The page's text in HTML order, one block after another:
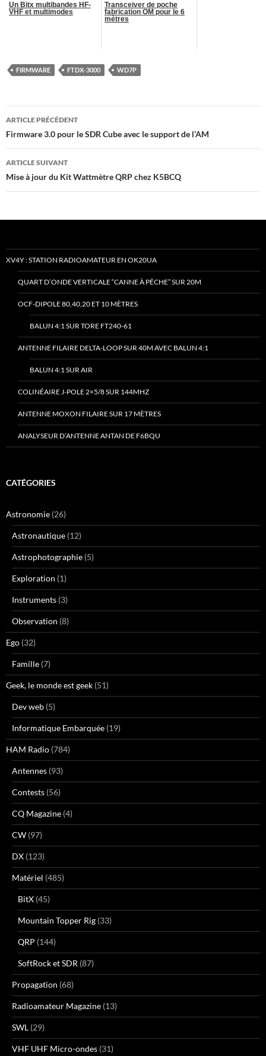
Un Bitx multibandes HF-
VHF et multimodes
Transceiver de poche
fabrication OM pour le 6
mètres
FIRMWARE FTDX-3000 WD7P
Navigation
des
articles
ARTICLE PRÉCÉDENT
Firmware 3.0 pour le SDR Cube avec le support de l’AM
ARTICLE SUIVANT
Mise à jour du Kit Wattmètre QRP chez K5BCQ
XV4Y : STATION RADIOAMATEUR EN OK20UA
QUART D’ONDE VERTICALE “CANNE À PÊCHE” SUR 20M
OCF-DIPOLE 80,40,20 ET 10 MÈTRES
BALUN 4:1 SUR TORE FT240-61
ANTENNE FILAIRE DELTA-LOOP SUR 40M AVEC BALUN 4:1
BALUN 4:1 SUR AIR
COLINÉAIRE J-POLE 2×5/8 SUR 144MHZ
ANTENNE MOXON FILAIRE SUR 17 MÈTRES
ANALYSEUR D’ANTENNE ANTAN DE F6BQU
CATÉGORIES
Astronomie (26)
Astronautique (12)
Astrophotographie (5)
Exploration (1)
Instruments (3)
Observation (8)
Ego (32)
Famille (7)
Geek, le monde est geek (51)
Dev web (5)
Informatique Embarquée (19)
HAM Radio (784)
Antennes (93)
Contests (56)
CQ Magazine (4)
CW (97)
DX (123)
Matériel (485)
BitX (45)
Mountain Topper Rig (33)
QRP (144)
SoftRock et SDR (87)
Propagation (68)
Radioamateur Magazine (13)
SWL (29)
VHF UHF Micro-ondes (31)